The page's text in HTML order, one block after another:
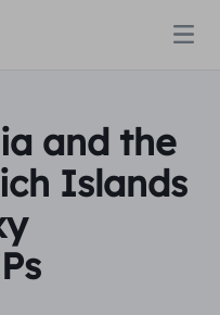
and the
Islands